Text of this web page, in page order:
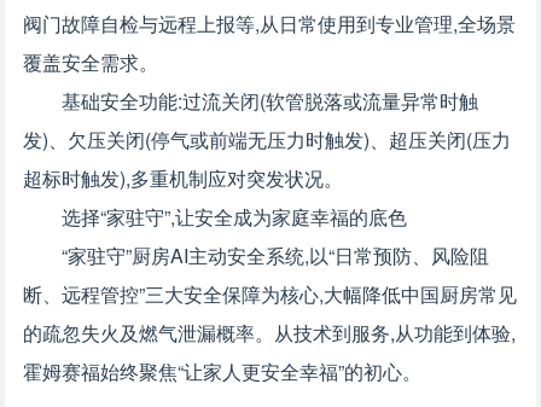
阀门故障自检与远程上报等,从日常使用到专业管理,全场景
覆盖安全需求。
基础安全功能:过流关闭(软管脱落或流量异常时触
发)、欠压关闭(停气或前端无压力时触发)、超压关闭(压力
超标时触发),多重机制应对突发状况。
选择“家驻守”,让安全成为家庭幸福的底色
“家驻守”厨房AI主动安全系统,以“日常预防、风险阻
断、远程管控”三大安全保障为核心,大幅降低中国厨房常见
的疏忽失火及燃气泄漏概率。从技术到服务,从功能到体验,
霍姆赛福始终聚焦“让家人更安全幸福”的初心。